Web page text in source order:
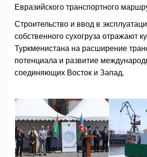
Евразийского транспортного
Строительство и ввод в
собственного сухогруза отражают
Туркменистана на расширение
потенциала и развитие
соединяющих Восток и Запад.